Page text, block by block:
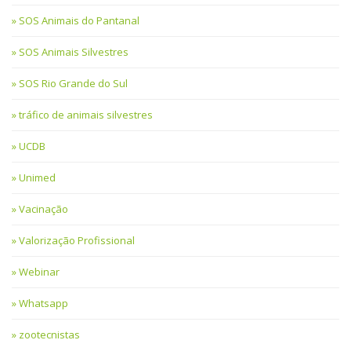
SOS Animais do Pantanal
SOS Animais Silvestres
SOS Rio Grande do Sul
tráfico de animais silvestres
UCDB
Unimed
Vacinação
Valorização Profissional
Webinar
Whatsapp
zootecnistas